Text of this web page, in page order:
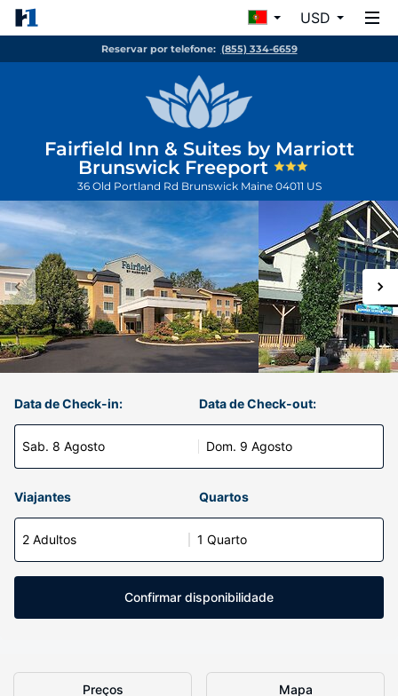
USD
Reservar por telefone: (855) 334-6659
Fairfield Inn & Suites by Marriott
Brunswick Freeport
36 Old Portland Rd Brunswick Maine 04011 US
Data de Check-in:
Sab. 8 Agosto
Data de Check-out:
Dom. 9 Agosto
Viajantes Quartos
2 Adultos 1 Quarto
Confirmar disponibilidade
Preços Mapa